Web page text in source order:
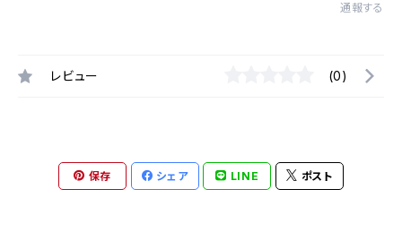
通報する
レビュー (0)
保存 シェア LINE ポスト